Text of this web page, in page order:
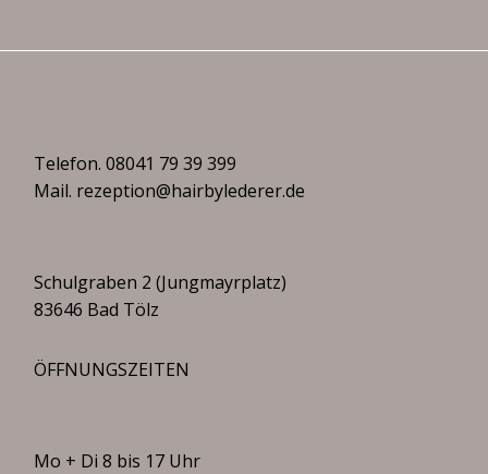
Telefon.08041 79 39 399
Mail. rezeption@hairbylederer.de
Schulgraben 2 (Jungmayrplatz)
83646 Bad Tölz
ÖFFNUNGSZEITEN
Mo + Di 8 bis 17 Uhr